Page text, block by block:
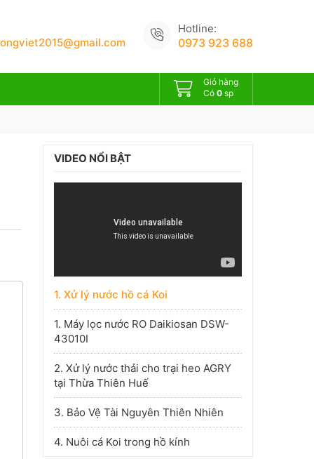
Hotline:
0973 923 688
Giỏ hàng
Có 0 sp
VIDEO NỔI BẬT
1. Xử lý nước hồ cá Koi
1. Máy lọc nước RO Daikiosan DSW-
43010I
2. Xử lý nước thải cho trại heo AGRY
tại Thừa Thiên Huế
3. Bảo Vệ Tài Nguyên Thiên Nhiên
4. Nuôi cá Koi trong hồ kính